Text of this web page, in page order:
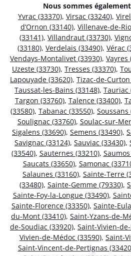
Nous sommes
Yvrac (33370), Virsac (33240),
d’Ornon (33140), Villenave-de-
(33141), Villandraut (33730),
(33180), Verdelais (33490), Vérac
Vendays-Montalivet (33930), Vayres
Uzeste (33730), Tresses (33370),
Lapouyade (33620), Tizac-de-Curton
Taussat-les-Bains (33148), Tauriac
Targon (33760), Talence (33400),
(33580), Tabanac (33550), Soussans
Soulignac (33760), Soulac-sur-
Sigalens (33690), Semens (33490),
Savignac (33124), Sauviac (33430),
(33540), Sauternes (33210),
Saucats (33650), Samonac
Salaunes (33160), Sainte-Terre
(33480), Sainte-Gemme (79330),
Sainte-Foy-la-Longue (33490),
Sainte-Florence (33350), Sainte-
du-Mont (33410), Saint-Yzans-de-
de-Soudiac (33920), Saint-Vivien-
Vivien-de-Médoc (33590), Saint-
Saint-Vincent-de-Pertignas